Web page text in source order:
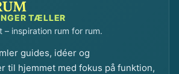
e
k
t
TÆLLER
– inspiration rum for rum.
guides, idéer og
til hjemmet med fokus på funktion,